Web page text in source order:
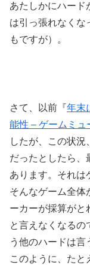
あたしかにハード
は引っ張れなくな
もですが）。
さて、以前『年末
能性 – ゲームミュ
したが、この状
だったとしたら、
あります。それは
そんなゲーム全体
ーカーが採算がと
と言えなくなるの
う他のハードは言
このように、た